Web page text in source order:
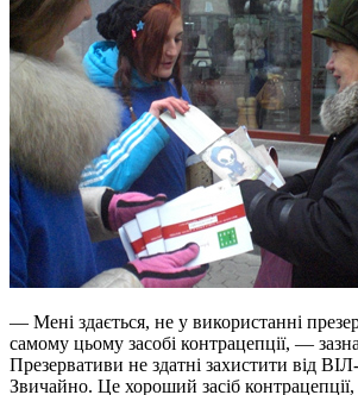
— Мені здається, не у використанні
самому цьому засобі контрацепції, —
Презервативи не здатні захистити від
Звичайно. Це хороший засіб